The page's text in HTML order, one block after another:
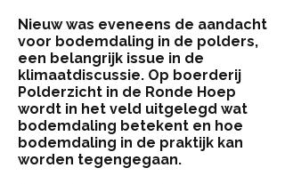
Nieuwwas eveneens de aandacht
voor bodemdaling in de polders,
een belangrijk issue in de
klimaatdiscussie. Op boerderij
Polderzicht in de Ronde Hoep
wordt in het veld uitgelegd wat
bodemdaling betekent en hoe
bodemdaling in de praktijk kan
worden tegengegaan.